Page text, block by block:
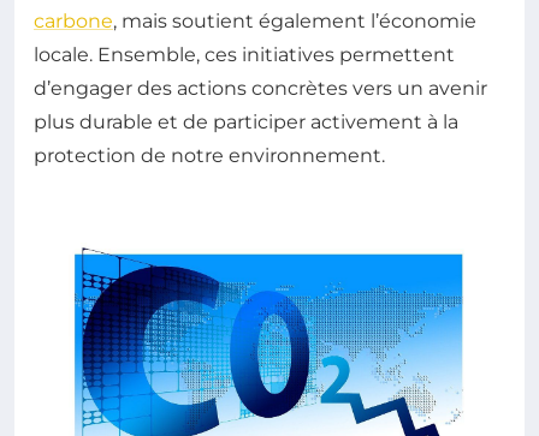
carbone, mais soutient également l’économie
locale. Ensemble, ces initiatives permettent
d’engager des actions concrètes vers un avenir
plus durable et de participer activement à la
protection de notre environnement.